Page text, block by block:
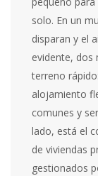
solo. En un
disparan y el
evidente, dos
terreno
alojamiento
comunes y
lado, está el
de viviendas
gestionados